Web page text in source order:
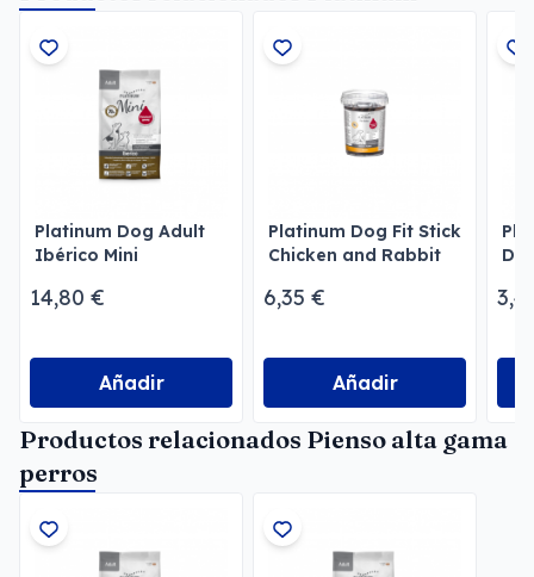
Platinum Dog Adult
Ibérico Mini
14,80 €
Añadir
Platinum Dog Fit Stick
Chicken and Rabbit
6,35 €
Añadir
Productos relacionados Pienso alta gama
perros